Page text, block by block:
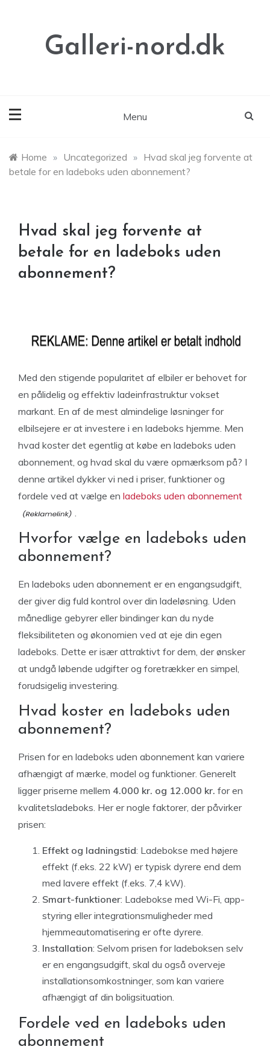
Galleri-nord.dk
Menu
Home » Uncategorized » Hvad skal jeg forvente at
betale for en ladeboks uden abonnement?
Hvad skal jeg forvente at
betale for en ladeboks uden
abonnement?
Med den stigende popularitet af elbiler er behovet for
en pålidelig og effektiv ladeinfrastruktur vokset
markant. En af de mest almindelige løsninger for
elbilsejere er at investere i en ladeboks hjemme. Men
hvad koster det egentlig at købe en ladeboks uden
abonnement, og hvad skal du være opmærksom på? I
denne artikel dykker vi ned i priser, funktioner og
fordele ved at vælge en ladeboks uden abonnement
.
Hvorfor vælge en ladeboks uden
abonnement?
En ladeboks uden abonnement er en engangsudgift,
der giver dig fuld kontrol over din ladeløsning. Uden
månedlige gebyrer eller bindinger kan du nyde
fleksibiliteten og økonomien ved at eje din egen
ladeboks. Dette er især attraktivt for dem, der ønsker
at undgå løbende udgifter og foretrækker en simpel,
forudsigelig investering.
Hvad koster en ladeboks uden
abonnement?
Prisen for en ladeboks uden abonnement kan variere
afhængigt af mærke, model og funktioner. Generelt
ligger priserne mellem 4.000 kr. og 12.000 kr. for en
kvalitetsladeboks. Her er nogle faktorer, der påvirker
prisen:
Effekt og ladningstid: Ladebokse med højere
effekt (f.eks. 22 kW) er typisk dyrere end dem
med lavere effekt (f.eks. 7,4 kW).
Smart-funktioner: Ladebokse med Wi-Fi, app-
styring eller integrationsmuligheder med
hjemmeautomatisering er ofte dyrere.
Installation: Selvom prisen for ladeboksen selv
er en engangsudgift, skal du også overveje
installationsomkostninger, som kan variere
afhængigt af din boligsituation.
Fordele ved en ladeboks uden
abonnement